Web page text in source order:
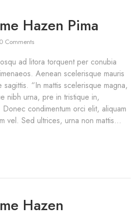
Hazen Pima
0 Comments
ad litora torquent per conubia
Aenean scelerisque mauris
sagittis. “In mattis scelerisque magna,
nibh urna, pre in tristique in,
condimentum orci elit, aliquam
vel. Sed ultrices, urna non mattis...
Hazen